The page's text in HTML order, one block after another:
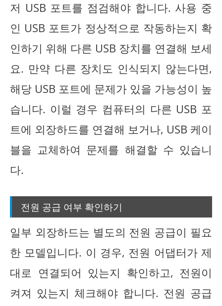
저 USB 포트를 점검해야 합니다. 사용 중
인 USB 포트가 정상적으로 작동하는지 확
인하기 위해 다른 USB 장치를 연결해 보세
요. 만약 다른 장치도 인식되지 않는다면,
해당 USB 포트에 문제가 있을 가능성이 높
습니다. 이럴 경우 컴퓨터의 다른 USB 포
트에 외장하드를 연결해 보거나, USB 케이
블을 교체하여 문제를 해결할 수 있습니
다.
전원 공급 여부 확인하기
일부 외장하드는 별도의 전원 공급이 필요
한 모델입니다. 이 경우, 전원 어댑터가 제
대로 연결되어 있는지 확인하고, 전원이
켜져 있는지 체크해야 합니다. 전원 공급